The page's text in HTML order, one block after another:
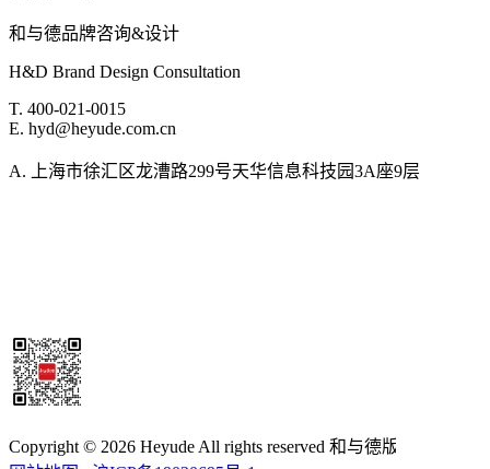
和与德品牌咨询&设计
H&D Brand Design Consultation
T. 400-021-0015
E. hyd@heyude.com.cn
A. 上海市徐汇区龙漕路299号天华信息科技园3A座9层
Copyright © 2026 Heyude All rights reserved 和与德版权所有